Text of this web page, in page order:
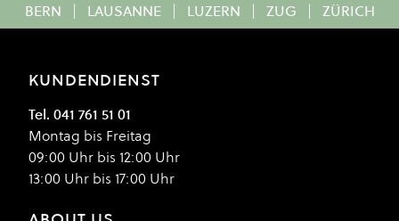
BERN | LAUSANNE | LUZERN | ZUG | ZÜRICH
KUNDENDIENST
Tel. 041 761 51 01
Montag bis Freitag
09:00 Uhr bis 12:00 Uhr
13:00 Uhr bis 17:00 Uhr